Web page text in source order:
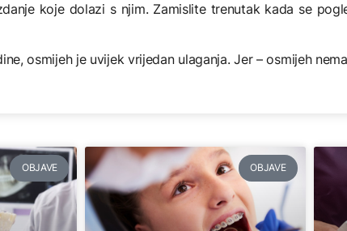
koje dolazi s njim. Zamislite trenutak kada se
osmijeh je uvijek vrijedan ulaganja. Jer – osmijeh
OBJAVE OBJAVE